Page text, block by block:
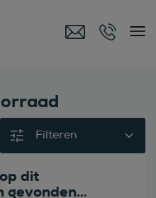
Filteren
dit
gevonden…